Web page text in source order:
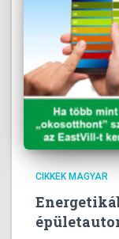
CIKKEK MAGYAR